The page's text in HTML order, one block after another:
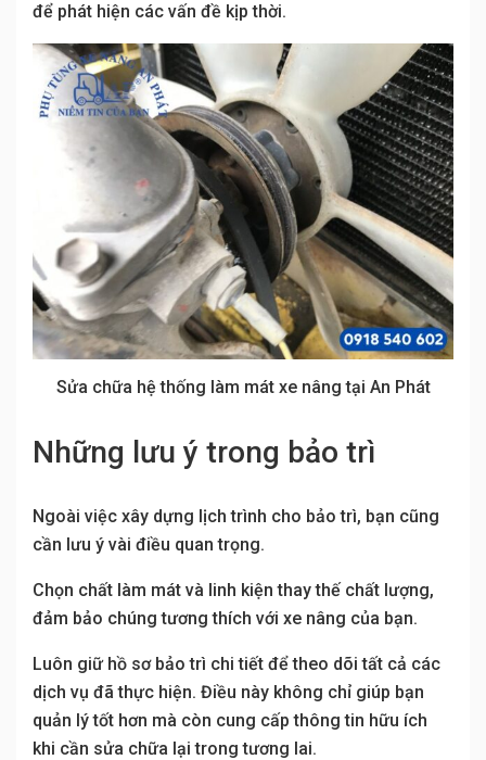
để phát hiện các vấn đề kịp thời.
Sửa chữa hệ thống làm mát xe nâng tại An Phát
Những lưu ý trong bảo trì
Ngoài việc xây dựng lịch trình cho bảo trì, bạn cũng
cần lưu ý vài điều quan trọng.
Chọn chất làm mát và linh kiện thay thế chất lượng,
đảm bảo chúng tương thích với xe nâng của bạn.
Luôn giữ hồ sơ bảo trì chi tiết để theo dõi tất cả các
dịch vụ đã thực hiện. Điều này không chỉ giúp bạn
quản lý tốt hơn mà còn cung cấp thông tin hữu ích
khi cần sửa chữa lại trong tương lai.